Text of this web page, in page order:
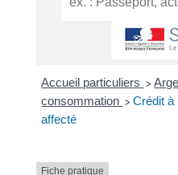
Accueil particuliers >
consommation > Crédit à
affecté
Fiche pratique